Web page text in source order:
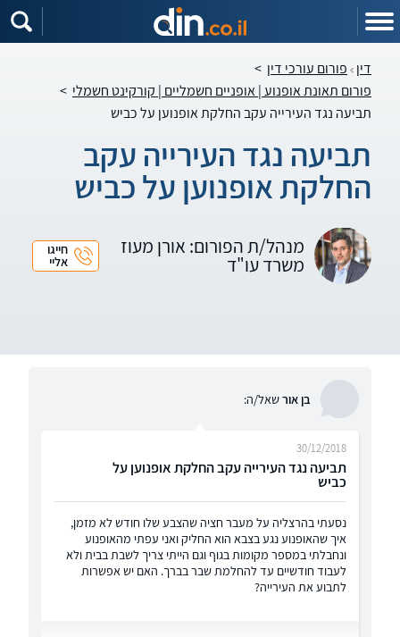
דין פורום עורכי דין >
פורום תאונת אופנוע | אופניים חשמליים | קורקינט חשמלי >
תביעה נגד העירייה עקב החלקת אופנוען על כביש
תביעה נגד העירייה עקב
החלקת אופנוען על כביש
מנהל/ת הפורום: אורן מעוז
משרד עו"ד
חייגו
אליי
בן אורשאל/ה:
תביעה נגד העירייה עקב החלקת אופנוען על
כביש
30/12/2018
נסעתי בהרצליה על מעבר חציה שהצבע שלו חודש לא מזמן,
איך שהאופנוע נגע בצבא הוא החליק ואני עפתי מהאופנוע
ונחבלתי במספר מקומות בגוף וגם הייתי צריך לשבת בבית ולא
לעבוד חודשיים עד להחלמת שבר בברך. האם יש אפשרות
לתבוע את העירייה?